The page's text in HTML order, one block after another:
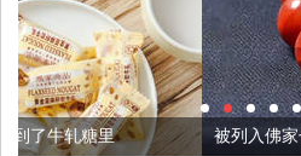
被列入佛家七宝的它到底有多美？